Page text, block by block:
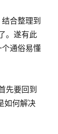
合整理到
。遂有此
个通俗易懂
先要回到
如何解决